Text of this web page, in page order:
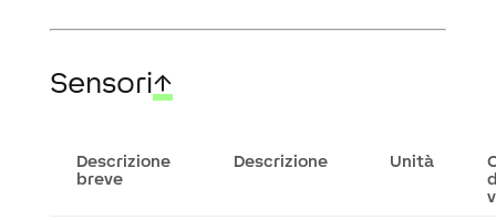
Sensori↑
Descrizione
breve
Descrizione Unità